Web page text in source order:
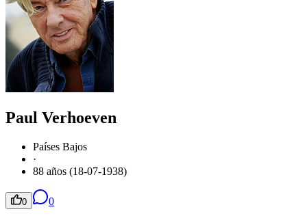
Paul Verhoeven
Países Bajos
·
88 años (18-07-1938)
0 0